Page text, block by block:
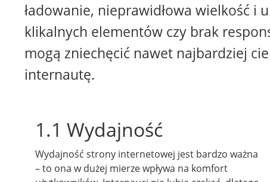
ładowanie, nieprawidłowa wielkość i
klikalnych elementów czy brak
mogą zniechęcić nawet najbardziej
internautę.
1.1 Wydajność
Wydajność strony internetowej jest bardzo ważna
– to ona w dużej mierze wpływa na komfort